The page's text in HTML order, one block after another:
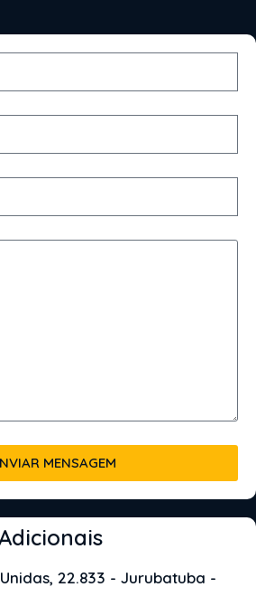
MENSAGEM
22.833 - Jurubatuba -